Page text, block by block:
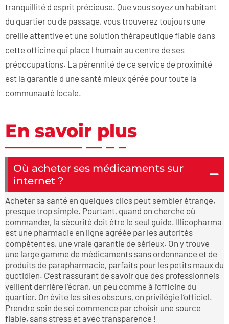
tranquillité d esprit précieuse. Que vous soyez un habitant
du quartier ou de passage, vous trouverez toujours une
oreille attentive et une solution thérapeutique fiable dans
cette officine qui place l humain au centre de ses
préoccupations. La pérennité de ce service de proximité
est la garantie d une santé mieux gérée pour toute la
communauté locale.
En savoir plus
Où acheter ses médicaments sur
internet ?
Acheter sa santé en quelques clics peut sembler étrange,
presque trop simple. Pourtant, quand on cherche où
commander, la sécurité doit être le seul guide. Illicopharma
est une pharmacie en ligne agréée par les autorités
compétentes, une vraie garantie de sérieux. On y trouve
une large gamme de médicaments sans ordonnance et de
produits de parapharmacie, parfaits pour les petits maux du
quotidien. C’est rassurant de savoir que des professionnels
veillent derrière l’écran, un peu comme à l’officine du
quartier. On évite les sites obscurs, on privilégie l’officiel.
Prendre soin de soi commence par choisir une source
fiable, sans stress et avec transparence !